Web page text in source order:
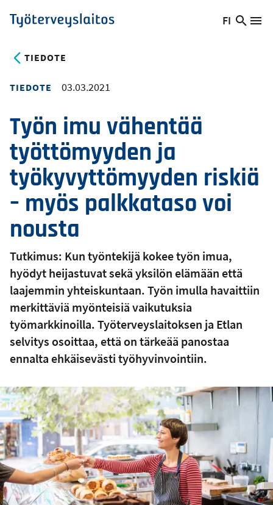
Hyppää
pääsisältöön
Työterveyslaitos
Vaihda
FI
Hae
TIEDOTE
TIEDOTE 03.03.2021
Työn imu vähentää
työttömyyden ja
työkyvyttömyyden riskiä
– myös palkkataso voi
nousta
Tutkimus: Kun työntekijä kokee työn imua,
hyödyt heijastuvat sekä yksilön elämään että
laajemmin yhteiskuntaan. Työn imulla havaittiin
merkittäviä myönteisiä vaikutuksia
työmarkkinoilla. Työterveyslaitoksen ja Etlan
selvitys osoittaa, että on tärkeää panostaa
ennalta ehkäisevästi työhyvinvointiin.